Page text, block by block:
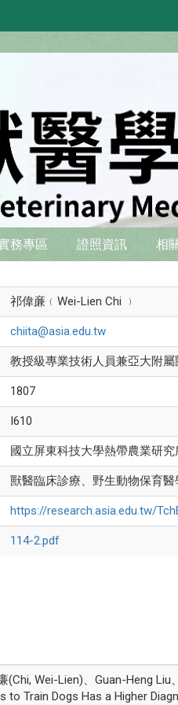
務專區 證照資訊 相
祁偉亷﹙Wei-Lien Chi ﹚
chiita@asia.edu.tw
教授級專業技術人員兼亞大附
1807
I610
國立屏東科技大學熱帶農業研究
獸醫臨床診療、野生動物保育
https://research.asia.edu.tw/
114-2.pdf
Wei-Lien)、Guan-Heng
to Train Dogs Has a Higher